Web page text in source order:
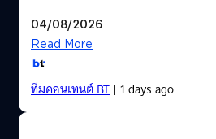
04/08/2026
Read More
ทีมคอนเทนต์ BT| 1 days ago